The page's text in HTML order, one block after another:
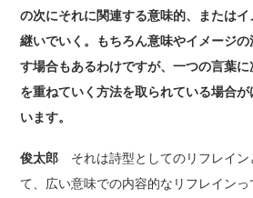
の次にそれに関連する意味的、または
継いでいく。もちろん意味やイメージ
す場合もあるわけですが、一つの言葉
を重ねていく方法を取られている場合
います。
俊太郎 それは詩型としてのリフレイン
て、広い意味での内容的なリフレイン